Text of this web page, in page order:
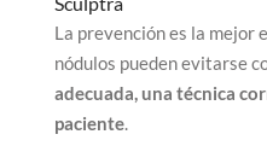
La prevención es la mejor
nódulos pueden evitarse
adecuada, una técnica
paciente.